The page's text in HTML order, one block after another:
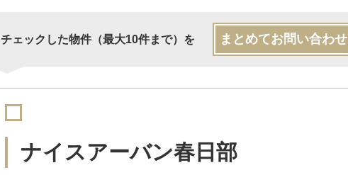
チェックした物件（最大10件まで）を まとめてお問い合わせ
ナイスアーバン春日部